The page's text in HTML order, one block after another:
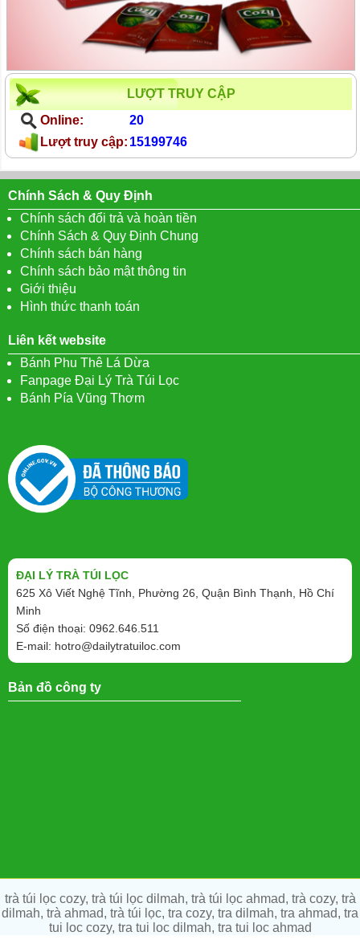
LƯỢT TRUY CẬP
Online:
20
Lượt truy cập: 15199746
Chính Sách & Quy Định
Chính sách đổi trả và hoàn tiền
Chính Sách & Quy Định Chung
Chính sách bán hàng
Chính sách bảo mật thông tin
Giới thiệu
Hình thức thanh toán
Liên kết website
Bánh Phu Thê Lá Dừa
Fanpage Đại Lý Trà Túi Lọc
Bánh Pía Vũng Thơm
ĐẠI LÝ TRÀ TÚI LỌC
625 Xô Viết Nghệ Tĩnh, Phường 26, Quận Bình Thạnh, Hồ Chí
Minh
Số điện thoại: 0962.646.511
E-mail: hotro@dailytratuiloc.com
Bản đồ công ty
trà túi lọc cozy, trà túi lọc dilmah, trà túi lọc ahmad, trà cozy, trà
dilmah, trà ahmad, trà túi lọc, tra cozy, tra dilmah, tra ahmad, tra
tui loc cozy, tra tui loc dilmah, tra tui loc ahmad